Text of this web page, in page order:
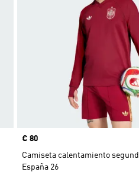
Precio
€ 80
Camiseta calentamiento
España 26